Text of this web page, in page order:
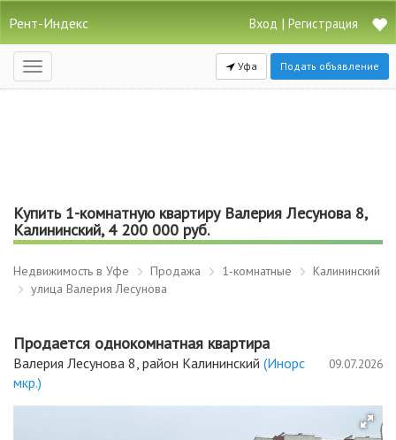
Рент-Индекс Вход | Регистрация
Открыть
навигацию
Уфа Подать объявление
Купить 1-комнатную квартиру Валерия Лесунова 8,
Калининский, 4 200 000 руб.
Недвижимость в Уфе Продажа 1-комнатные
Калининский
улица Валерия Лесунова
Продается однокомнатная квартира
Валерия Лесунова 8, район Калининский (Инорс
мкр.)
09.07.2026